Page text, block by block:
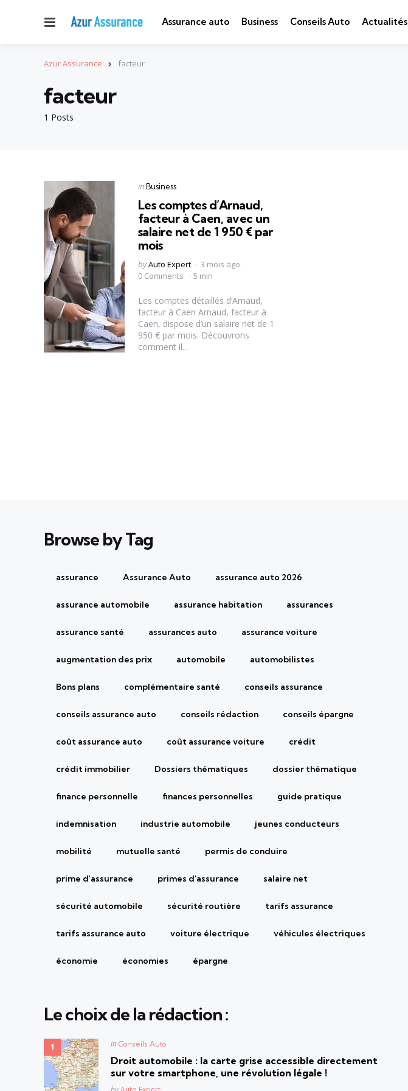
Menu Assurance auto Business Conseils Auto Actualités
Azur Assurance facteur
1 Posts
facteur
Categories
Posted
in Business
Les comptes d’Arnaud,
facteur à Caen, avec un
salaire net de 1 950 € par
mois
Posted
by
byAuto Expert
3 mois ago
0 Comments
5 min
Les comptes détaillés d’Arnaud,
facteur à Caen Arnaud, facteur à
Caen, dispose d’un salaire net de 1
950 € par mois. Découvrons
comment il...
Browse by Tag
assurance Assurance Auto assurance auto 2026
assurance automobile assurance habitation assurances
assurance santé assurances auto assurance voiture
augmentation des prix automobile automobilistes
Bons plans complémentaire santé conseils assurance
conseils assurance auto conseils rédaction conseils épargne
coût assurance auto coût assurance voiture crédit
crédit immobilier Dossiers thématiques dossier thématique
finance personnelle finances personnelles guide pratique
indemnisation industrie automobile jeunes conducteurs
mobilité mutuelle santé permis de conduire
prime d'assurance primes d'assurance salaire net
sécurité automobile sécurité routière tarifs assurance
tarifs assurance auto voiture électrique véhicules électriques
économie économies épargne
Le choix de la rédaction :
Posted
in Conseils Auto
Droit automobile : la carte grise accessible directement
sur votre smartphone, une révolution légale !
Posted